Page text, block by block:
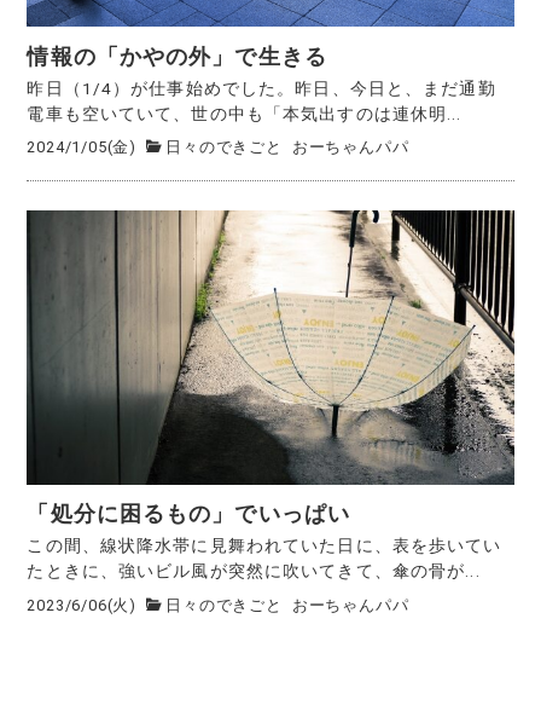
情報の「かやの外」で生きる
昨日（1/4）が仕事始めでした。昨日、今日と、まだ通勤
電車も空いていて、世の中も「本気出すのは連休明...
2024/1/05(金) 日々のできごと おーちゃんパパ
「処分に困るもの」でいっぱい
この間、線状降水帯に見舞われていた日に、表を歩いてい
たときに、強いビル風が突然に吹いてきて、傘の骨が...
2023/6/06(火) 日々のできごと おーちゃんパパ